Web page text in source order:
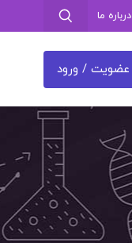
درباره ما
عضویت / ورود